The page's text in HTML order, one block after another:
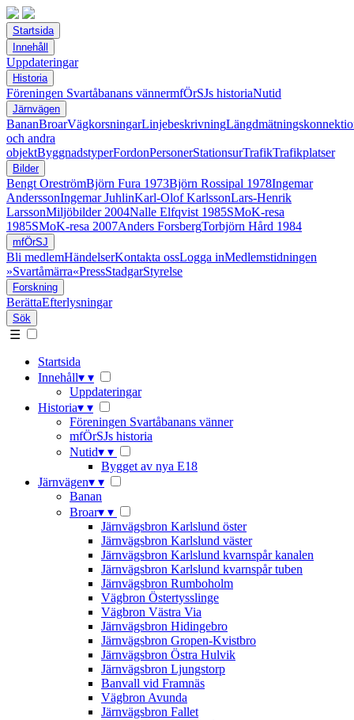
Startsida
Innehåll
Uppdateringar
Historia
Föreningen Svartåbanans vännermfÖrSJs historiaNutid
Järnvägen
BananBroarVägkorsningarLinjebeskrivning
och andra
objektByggnadstyperFordonPersonerStationsurTrafikTrafikplatser
Bilder
Bengt OreströmBjörn Fura 1973Björn Rossipal 1978Ingemar
AnderssonIngemar JuhlinKarl-Olof KarlssonLars-Henrik
LarssonMiljöbilder 2004Nalle Elfqvist 1985SMoK-resa
1985SMoK-resa 2007Anders ForsbergTorbjörn Hård 1984
mfÖrSJ
Bli medlemHändelserKontakta ossLogga inMedlemstidningen
»Svartåmärra«PressStadgarStyrelse
Forskning
BerättaEfterlysningar
Sök
☰
Startsida
Innehåll▾ ▾
Uppdateringar
Historia▾ ▾
Föreningen Svartåbanans vänner
mfÖrSJs historia
Nutid▾ ▾
Bygget av nya E18
Järnvägen▾ ▾
Banan
Broar▾ ▾
Järnvägsbron Karlslund öster
Järnvägsbron Karlslund väster
Järnvägsbron Karlslund kvarnspår kanalen
Järnvägsbron Karlslund kvarnspår tuben
Järnvägsbron Rumboholm
Vägbron Östertysslinge
Vägbron Västra Via
Järnvägsbron Hidingebro
Järnvägsbron Gropen-Kvistbro
Järnvägsbron Östra Hulvik
Järnvägsbron Ljungstorp
Banvall vid Framnäs
Vägbron Avunda
Järnvägsbron Fallet